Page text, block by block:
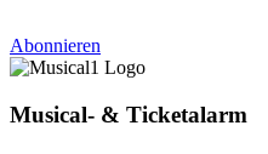
Abonnieren
Musical- & Ticketalarm